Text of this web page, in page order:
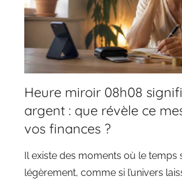
Heure miroir 08h08
argent : que révèle ce
vos finances ?
Il existe des moments où le temps
légèrement, comme si l’univers